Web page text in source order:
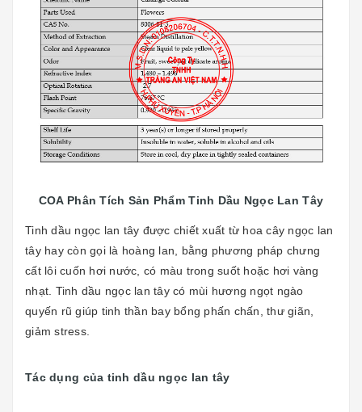
COA Phân Tích Sản Phẩm Tinh Dầu Ngọc Lan Tây
Tinh dầu ngọc lan tây được chiết xuất từ hoa cây ngọc lan
tây hay còn gọi là hoàng lan, bằng phương pháp chưng
cất lôi cuốn hơi nước, có màu trong suốt hoặc hơi vàng
nhạt. Tinh dầu ngọc lan tây có mùi hương ngọt ngào
quyến rũ giúp tinh thần bay bổng phấn chấn, thư giãn,
giảm stress.
Tác dụng của tinh dầu ngọc lan tây